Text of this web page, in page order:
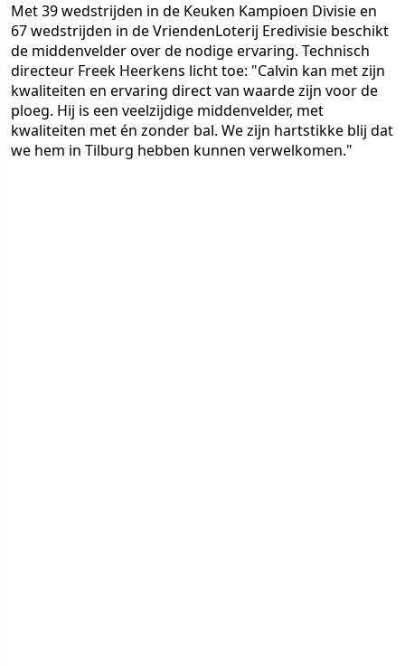
Met 39 wedstrijden in de Keuken Kampioen Divisie en
67 wedstrijden in de VriendenLoterij Eredivisie beschikt
de middenvelder over de nodige ervaring. Technisch
directeur Freek Heerkens licht toe: "Calvin kan met zijn
kwaliteiten en ervaring direct van waarde zijn voor de
ploeg. Hij is een veelzijdige middenvelder, met
kwaliteiten met én zonder bal. We zijn hartstikke blij dat
we hem in Tilburg hebben kunnen verwelkomen."